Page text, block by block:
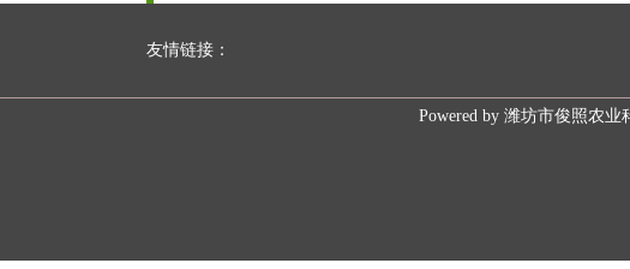
友情链接：
Powered by 潍坊市俊照农业